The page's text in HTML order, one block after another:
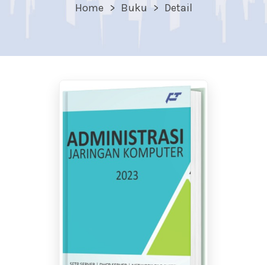
Home Buku Detail